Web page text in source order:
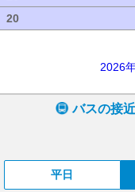
20
2026
バスの接
平日